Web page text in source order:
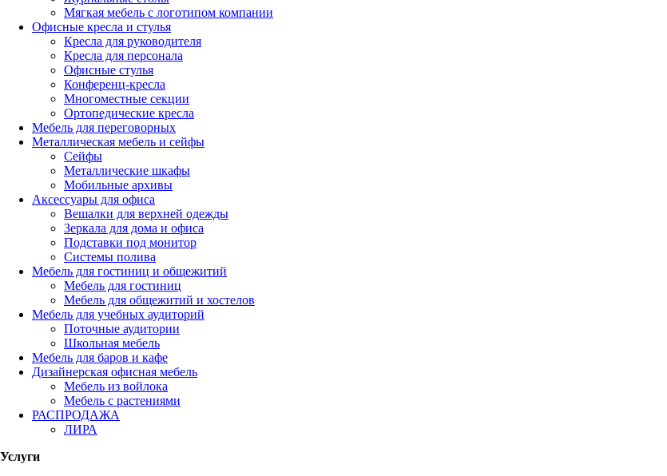
Мягкая мебель с логотипом компании
Офисные кресла и стулья
Кресла для руководителя
Кресла для персонала
Офисные стулья
Конференц-кресла
Многоместные секции
Ортопедические кресла
Мебель для переговорных
Металлическая мебель и сейфы
Сейфы
Металлические шкафы
Мобильные архивы
Аксессуары для офиса
Вешалки для верхней одежды
Зеркала для дома и офиса
Подставки под монитор
Системы полива
Мебель для гостиниц и общежитий
Мебель для гостиниц
Мебель для общежитий и хостелов
Мебель для учебных аудиторий
Поточные аудитории
Школьная мебель
Мебель для баров и кафе
Дизайнерская офисная мебель
Мебель из войлока
Мебель с растениями
РАСПРОДАЖА
ЛИРА
Услуги